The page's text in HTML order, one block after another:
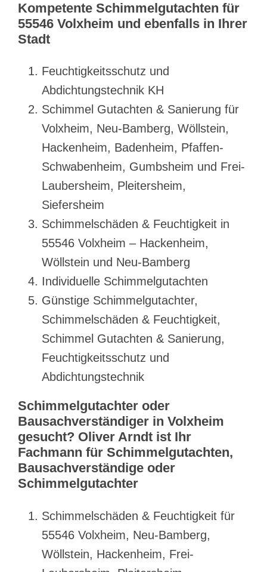
Kompetente Schimmelgutachten für
55546 Volxheim und ebenfalls in Ihrer
Stadt
Feuchtigkeitsschutz und
Abdichtungstechnik KH
Schimmel Gutachten & Sanierung für
Volxheim, Neu-Bamberg, Wöllstein,
Hackenheim, Badenheim, Pfaffen-
Schwabenheim, Gumbsheim und Frei-
Laubersheim, Pleitersheim,
Siefersheim
Schimmelschäden & Feuchtigkeit in
55546 Volxheim – Hackenheim,
Wöllstein und Neu-Bamberg
Individuelle Schimmelgutachten
Günstige Schimmelgutachter,
Schimmelschäden & Feuchtigkeit,
Schimmel Gutachten & Sanierung,
Feuchtigkeitsschutz und
Abdichtungstechnik
Schimmelgutachter oder
Bausachverständiger in Volxheim
gesucht? Oliver Arndt ist Ihr
Fachmann für Schimmelgutachten,
Bausachverständige oder
Schimmelgutachter
Schimmelschäden & Feuchtigkeit für
55546 Volxheim, Neu-Bamberg,
Wöllstein, Hackenheim, Frei-